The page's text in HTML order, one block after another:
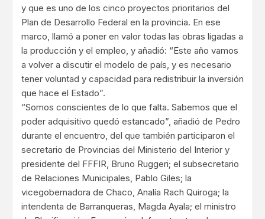
y que es uno de los cinco proyectos prioritarios del
Plan de Desarrollo Federal en la provincia. En ese
marco, llamó a poner en valor todas las obras ligadas a
la producción y el empleo, y añadió: “Este año vamos
a volver a discutir el modelo de país, y es necesario
tener voluntad y capacidad para redistribuir la inversión
que hace el Estado”.
“Somos conscientes de lo que falta. Sabemos que el
poder adquisitivo quedó estancado”, añadió de Pedro
durante el encuentro, del que también participaron el
secretario de Provincias del Ministerio del Interior y
presidente del FFFIR, Bruno Ruggeri; el subsecretario
de Relaciones Municipales, Pablo Giles; la
vicegobernadora de Chaco, Analía Rach Quiroga; la
intendenta de Barranqueras, Magda Ayala; el ministro